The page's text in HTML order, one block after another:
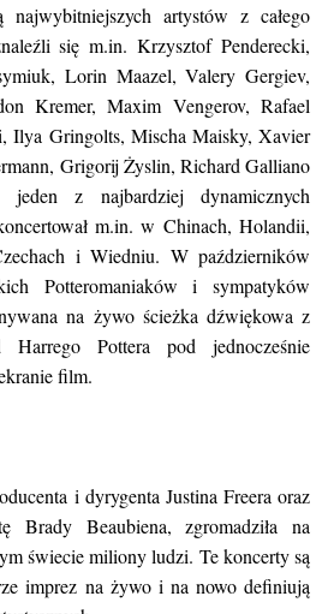
najwybitniejszych artystów z całego
się m.in. Krzysztof Penderecki,
Lorin Maazel, Valery Gergiev,
Kremer, Maxim Vengerov, Rafael
Ilya Gringolts, Mischa Maisky, Xavier
Grigorij Żyslin, Richard Galliano
z najbardziej dynamicznych
m.in. w Chinach, Holandii,
i Wiedniu. W październików
Potteromaniaków i sympatyków
na żywo ścieżka dźwiękowa z
Harrego Pottera pod jednocześnie
film.
i dyrygenta Justina Freera oraz
Brady Beaubiena, zgromadziła na
świecie miliony ludzi. Te koncerty są
imprez na żywo i na nowo definiują